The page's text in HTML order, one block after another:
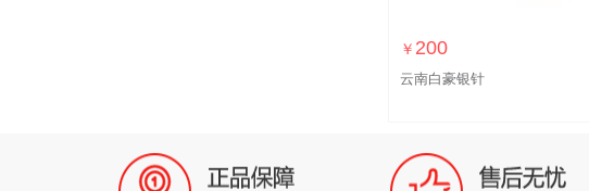
￥ 200
云南白豪银针